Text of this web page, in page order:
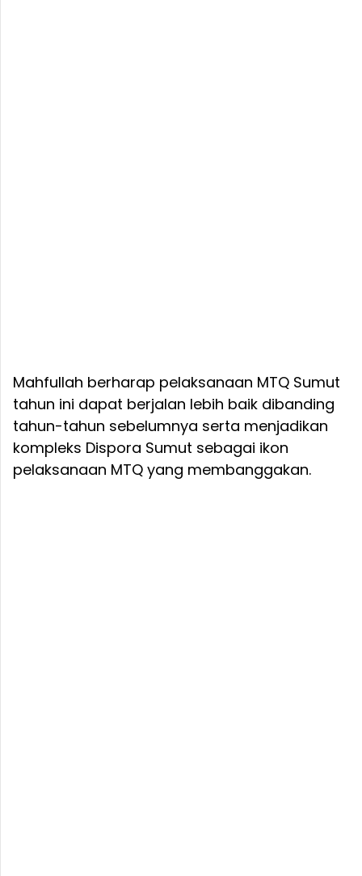
Mahfullah berharap pelaksanaan MTQ Sumut
tahun ini dapat berjalan lebih baik dibanding
tahun-tahun sebelumnya serta menjadikan
kompleks Dispora Sumut sebagai ikon
pelaksanaan MTQ yang membanggakan.